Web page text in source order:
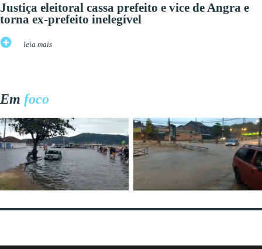
Justiça eleitoral cassa prefeito e vice de Angra e
torna ex-prefeito inelegível
leia mais
Em foco